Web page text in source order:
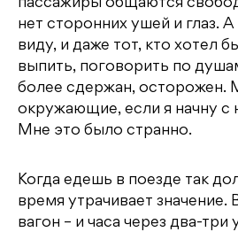
пассажиры общаются
нет сторонних ушей и глаз. А
виду, и даже тот, кто хотел
выпить, поговорить по
более сдержан, осторожен.
окружающие, если я начну с
Мне это было странно.
Когда едешь в поезде так
время утрачивает значение.
вагон – и часа через два-